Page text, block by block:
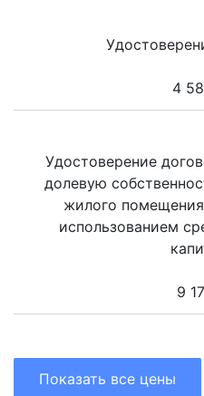
4
Удостоверение
долевую
жилого
использованием
9
Показать все цены